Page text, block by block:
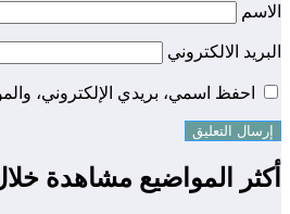
الاسم
البريد الالكتروني
احفظ اسمي، بريدي الإلكتروني،
أكثر المواضيع مشاهدة